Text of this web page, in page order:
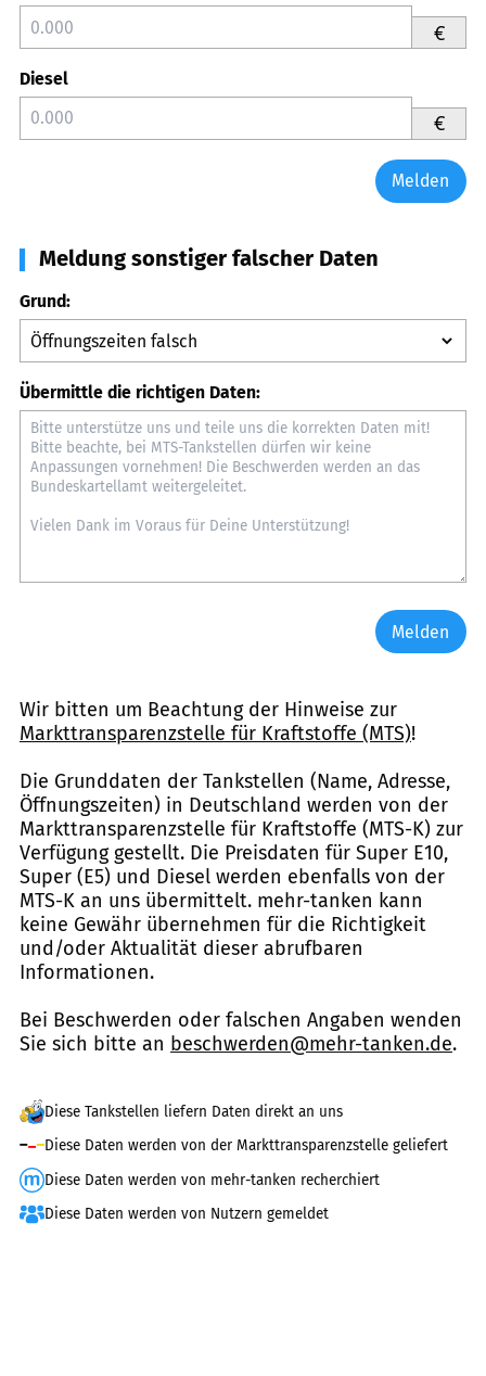
€
Diesel
€
Melden
Meldung sonstiger falscher Daten
Grund:
Übermittle die richtigen Daten:
Melden
Wir bitten um Beachtung der Hinweise zur
Markttransparenzstelle für Kraftstoffe (MTS)!
Die Grunddaten der Tankstellen (Name, Adresse,
Öffnungszeiten) in Deutschland werden von der
Markttransparenzstelle für Kraftstoffe (MTS-K) zur
Verfügung gestellt. Die Preisdaten für Super E10,
Super (E5) und Diesel werden ebenfalls von der
MTS-K an uns übermittelt. mehr-tanken kann
keine Gewähr übernehmen für die Richtigkeit
und/oder Aktualität dieser abrufbaren
Informationen.
Bei Beschwerden oder falschen Angaben wenden
Sie sich bitte an beschwerden@mehr-tanken.de.
Diese Tankstellen liefern Daten direkt an uns
Diese Daten werden von der Markttransparenzstelle geliefert
Diese Daten werden von mehr-tanken recherchiert
Diese Daten werden von Nutzern gemeldet